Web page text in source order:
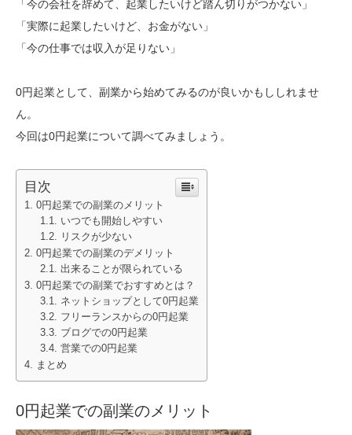
「今の会社を辞めて、起業したいけど踏ん切りがつかない」
「実際に起業したいけど、お金がない」
「今の仕事では収入が足りない」
0円起業として、副業から始めてみるのが良いかもししれませ
ん。
今回は0円起業について調べてみましょう。
目次
0円起業での副業のメリット
いつでも開始しやすい
リスクが少ない
0円起業での副業のデメリット
出来ることが限られている
0円起業での副業でおすすめとは？
ネットショップとして0円起業
フリーランスからの0円起業
ブログでの0円起業
営業での0円起業
まとめ
0円起業での副業のメリット